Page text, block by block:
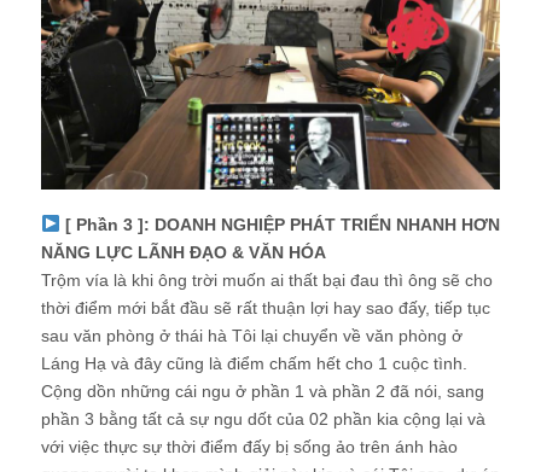
[ Phần 3 ]: DOANH NGHIỆP PHÁT TRIỂN NHANH HƠN
NĂNG LỰC LÃNH ĐẠO & VĂN HÓA
Trộm vía là khi ông trời muốn ai thất bại đau thì ông sẽ cho
thời điểm mới bắt đầu sẽ rất thuận lợi hay sao đấy, tiếp tục
sau văn phòng ở thái hà Tôi lại chuyển về văn phòng ở
Láng Hạ và đây cũng là điểm chấm hết cho 1 cuộc tình.
Cộng dồn những cái ngu ở phần 1 và phần 2 đã nói, sang
phần 3 bằng tất cả sự ngu dốt của 02 phần kia cộng lại và
với việc thực sự thời điểm đấy bị sống ảo trên ánh hào